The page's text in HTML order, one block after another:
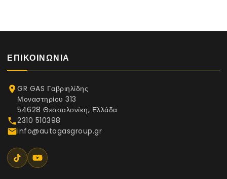
ΕΠΙΚΟΙΝΩΝΊΑ
place GR GAS Γαβριηλίδης
Μοναστηρίου 313
54628 Θεσσαλονίκη, Ελλάδα
phone2310 510398
emailinfo@autogasgroup.gr